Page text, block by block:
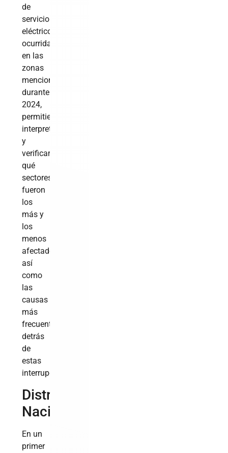
de
servicio
eléctrico
ocurridas
en las
zonas
mencionadas
durante
2024,
permitiendo
interpretar
y
verificar
qué
sectores
fueron
los
más y
los
menos
afectados,
así
como
las
causas
más
frecuentes
detrás
de
estas
interrupciones.
Distrito
Nacional
En un
primer